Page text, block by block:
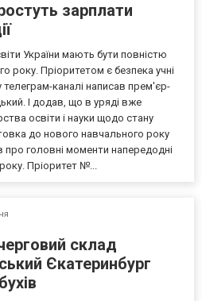
зарплати
України мають бути повністю
року. Пріоритетом є безпека учні
каналі написав прем'єр-
І додав, що в уряді вже
освіти і науки щодо стану
до нового навчального року
головні моменти напередодні
Пріоритет №...
склад
Єкатеринбург